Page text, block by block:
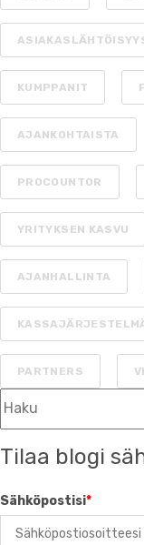
KUMPPANIT
AJANKOHTAISTA
PROCOUNTOR
YRITYKSEN KASVU
AJANHALLINTA
PARTNERS
Tämä on
Tilaa blogi
Sähköpostisi*